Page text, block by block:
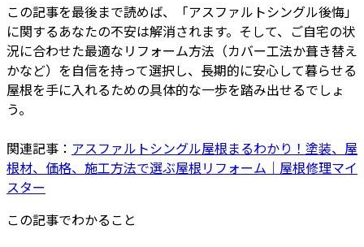
この記事を最後まで読めば、「アスファルトシングル後悔」
に関するあなたの不安は解消されます。そして、ご自宅の状
況に合わせた最適なリフォーム方法（カバー工法か葺き替え
かなど）を自信を持って選択し、長期的に安心して暮らせる
屋根を手に入れるための具体的な一歩を踏み出せるでしょ
う。
関連記事： アスファルトシングル屋根まるわかり！塗装、屋
根材、価格、施工方法で選ぶ屋根リフォーム｜屋根修理マイ
スター
この記事でわかること